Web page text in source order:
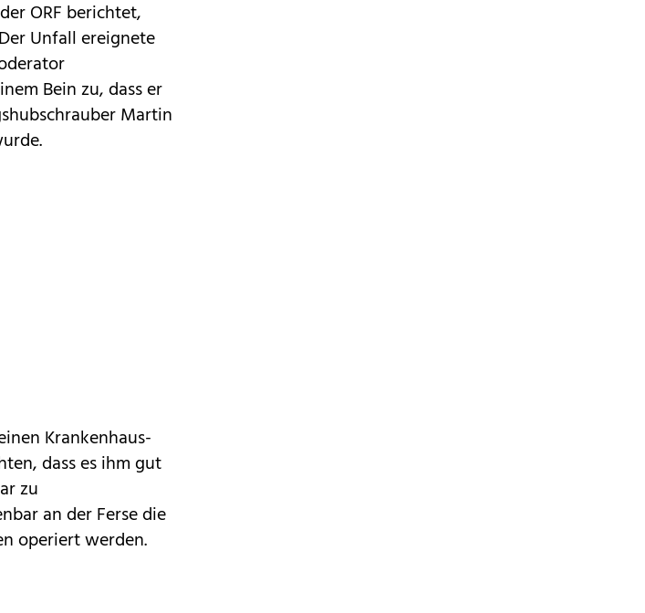
ORF berichtet,
Unfall ereignete
Bein zu, dass er
Martin
Krankenhaus-
dass es ihm gut
zu
an der Ferse die
operiert werden.